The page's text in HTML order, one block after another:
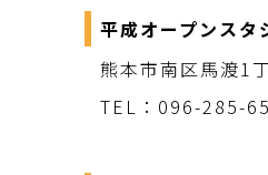
平成オープンスタ
熊本市南区馬渡1
TEL：096-285-